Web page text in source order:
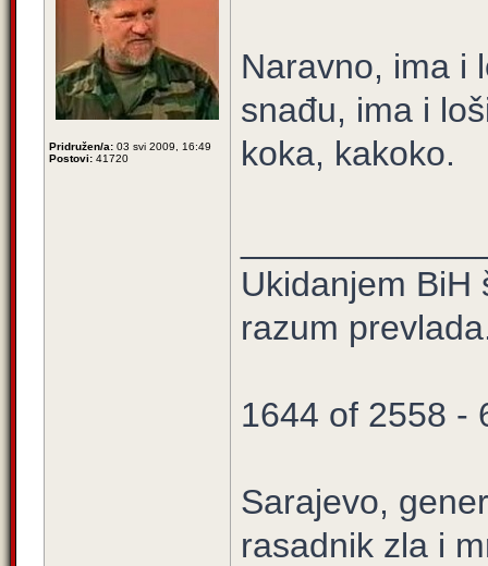
Pridružen/a: 03 svi 2009, 16:49
Postovi: 41720
Naravno, ima i
snađu, ima i
koka, kakoko.
Ukidanjem BiH
razum
1644 of 2558 -
Sarajevo,
rasadnik zla i